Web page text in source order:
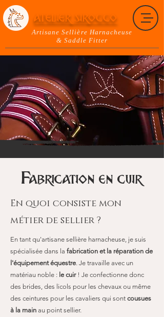
ATELIER SIROCCO
Artisane Sellière Harnacheuse
& Saddle Fitter
Fabrication en cuir
En quoi consiste mon
métier de sellier ?
En tant qu'artisane sellière harnacheuse, je suis
spécialisée dans la fabrication et la réparation de
l'équipement équestre. Je travaille avec un
matériau noble : le cuir! Je confectionne donc
des brides, des licols pour les chevaux ou même
des ceintures pour les cavaliers qui sont cousues
à la main au point sellier.